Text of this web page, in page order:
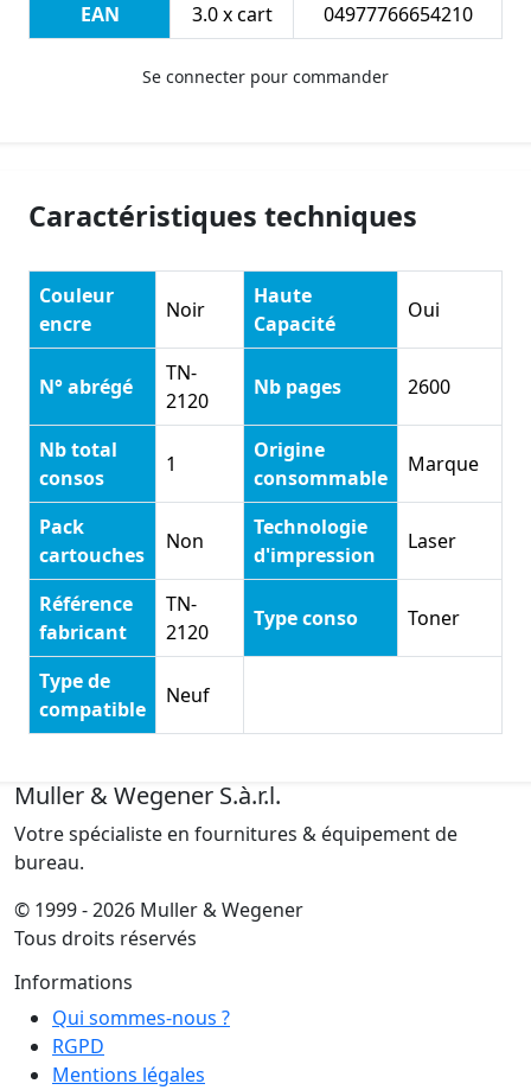
EAN
3.0 x cart 04977766654210
Se connecter pour commander
Caractéristiques techniques
Couleur
encre
Noir
Haute
Capacité
Oui
N° abrégé
TN-
2120
Nb pages 2600
Nb total
consos
1
Origine
consommable
Marque
Pack
cartouches
Non
Technologie
d'impression
Laser
Référence
fabricant
TN-
2120
Type conso Toner
Type de
compatible
Neuf
Muller & Wegener S.à.r.l.
Votre spécialiste en fournitures & équipement de
bureau.
© 1999 - 2026 Muller & Wegener
Tous droits réservés
Informations
Qui sommes-nous ?
RGPD
Mentions légales